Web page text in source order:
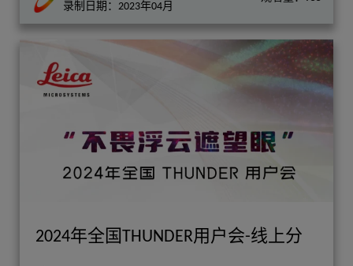
录制日期：2023年04月
2024年全国THUNDER用户会-线上分